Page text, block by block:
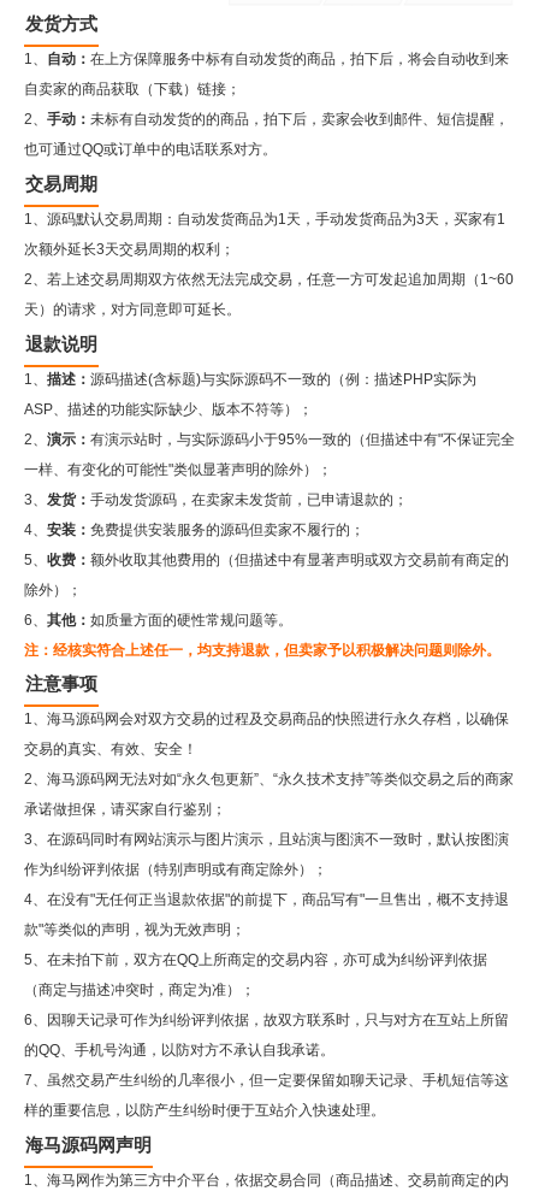
发货方式
1、 自动： 在上方保障服务中标有自动发货的商品，拍下后，将会自动收到来
自卖家的商品获取（下载）链接；
2、 手动： 未标有自动发货的的商品，拍下后，卖家会收到邮件、短信提醒，
也可通过QQ或订单中的电话联系对方。
交易周期
1、源码默认交易周期：自动发货商品为1天，手动发货商品为3天，买家有1
次额外延长3天交易周期的权利；
2、若上述交易周期双方依然无法完成交易，任意一方可发起追加周期（1~60
天）的请求，对方同意即可延长。
退款说明
1、 描述： 源码描述(含标题)与实际源码不一致的（例：描述PHP实际为
ASP、描述的功能实际缺少、版本不符等）；
2、 演示： 有演示站时，与实际源码小于95%一致的（但描述中有"不保证完全
一样、有变化的可能性"类似显著声明的除外）；
3、 发货： 手动发货源码，在卖家未发货前，已申请退款的；
4、 安装： 免费提供安装服务的源码但卖家不履行的；
5、 收费： 额外收取其他费用的（但描述中有显著声明或双方交易前有商定的
除外）；
6、 其他： 如质量方面的硬性常规问题等。
注：经核实符合上述任一，均支持退款，但卖家予以积极解决问题则除外。
注意事项
1、海马源码网会对双方交易的过程及交易商品的快照进行永久存档，以确保
交易的真实、有效、安全！
2、 海马源码网无法对如“永久包更新”、“永久技术支持”等类似交易之后的商家
承诺做担保，请买家自行鉴别；
3、在源码同时有网站演示与图片演示，且站演与图演不一致时，默认按图演
作为纠纷评判依据（特别声明或有商定除外）；
4、在没有"无任何正当退款依据"的前提下，商品写有"一旦售出，概不支持退
款"等类似的声明，视为无效声明；
5、在未拍下前，双方在QQ上所商定的交易内容，亦可成为纠纷评判依据
（商定与描述冲突时，商定为准）；
6、因聊天记录可作为纠纷评判依据，故双方联系时，只与对方在互站上所留
的QQ、手机号沟通，以防对方不承认自我承诺。
7、虽然交易产生纠纷的几率很小，但一定要保留如聊天记录、手机短信等这
样的重要信息，以防产生纠纷时便于互站介入快速处理。
海马源码网声明
1、海马网作为第三方中介平台，依据交易合同（商品描述、交易前商定的内